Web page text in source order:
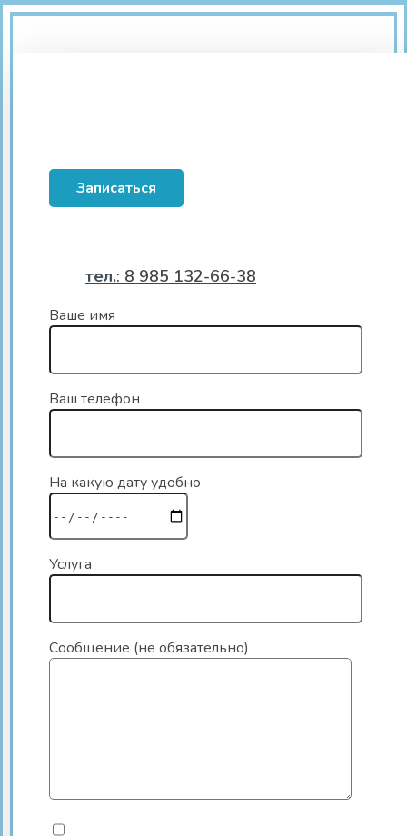
Записаться
тел.: 8 985 132-66-38
Ваше имя
Ваш телефон
На какую дату удобно
Услуга
Сообщение (не обязательно)